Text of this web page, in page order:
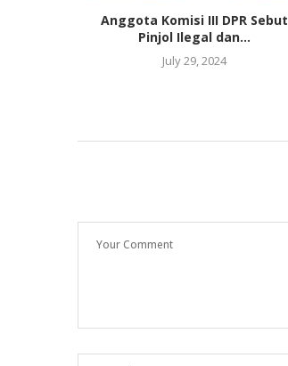
Anggota Komisi III DPR Sebut
Pinjol Ilegal dan...
July 29, 2024